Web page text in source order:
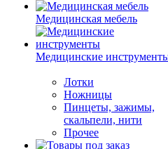
Медицинская мебель
Медицинские
Лотки
Ножницы
Пинцеты, зажимы,
скальпели, нити
Прочее